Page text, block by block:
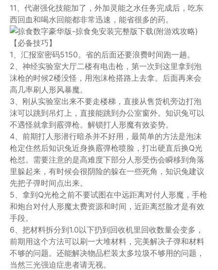
11、代谢强化技能加了，外加灵能之水任务完成后，吃东
西回血和喝水回能都非常迅速，能省很多的药。
【必备技巧】
1、汇报室密码5150。省的后面还要浪费时间跑一趟。
2、神经实验室大厅二楼有电击枪，第一次到这里拿到泡
沫枪的时候2楼没怪，用泡沫枪搭路上去拿。后面再来会
高几率刷人形风暴魔。
3、刚从实验室出来不要走楼梯，直接从售货机旁边打泡
沫可以跳到吊灯上，直接能跳到办公室窗外。知识兔可以
不遇怪就拿到霰弹枪。解锁打人形魔有效姿势。
4、前期打人形潜行暗杀并不好用，最简单的方法是泡沫
枪定住然后知识兔近身换霰弹枪喷脸，打出硬直后换Q光
枪怼。需要注意的是高难度下部分人形受伤会瞬移到角落
里躲起来，有时候会很阴险的躲在一些死角，知识兔建议
先把子弹时间点出来。
5、拿到Q光枪之前不要试图在中远距离对付人形魔，手枪
和炮台对付人形魔太费资源和时间，近距离怼脸才是有效
手段。
6、把材料拆分到1.0以下扔到回收机里回收数量会变多，
前期用这个方法可以刷一大堆材料，完美解决子弹和材料
不够的问题。还能解决物品栏装太多垃圾不够用的问题，
当然三光强迫症患者请无视。